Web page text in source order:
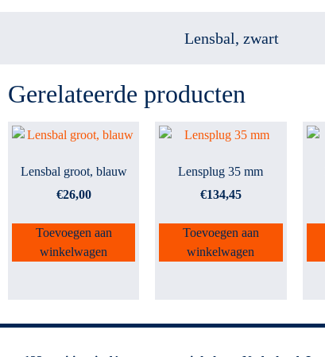
Lensbal, zwart
Gerelateerde producten
Lensbal groot, blauw
€26,00
Toevoegen aan
winkelwagen
Lensplug 35 mm
€134,45
Toevoegen aan
winkelwagen